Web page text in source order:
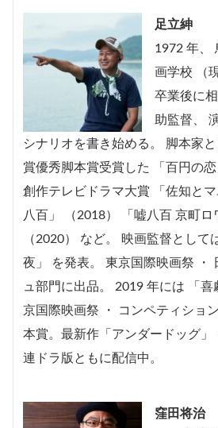
足立紳
1972 年、
画学校 （
卒業後に
助監督、
シナリオを書き始める。 脚本家
賞優秀脚本賞受賞した 「百円の
創作テレビドラマ大賞 「佐知と
八百」 （2018） 「嘘八百 京町ロ
（2020） など。 映画監督として
夜」 を発表。 東京国際映画祭 ・
ュ部門に出品。 2019 年には 「喜
京国際映画祭 ・ コンペティショ
本賞。最新作「アンダードッグ」
連ドラ版ともに配信中。
窪田将治